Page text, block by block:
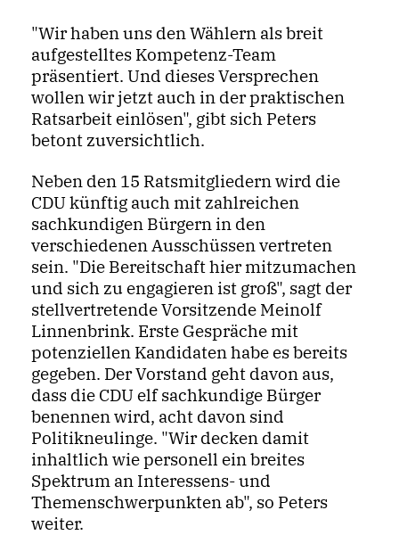
"Wir haben uns den Wählern als breit
aufgestelltes Kompetenz-Team
präsentiert. Und dieses Versprechen
wollen wir jetzt auch in der praktischen
Ratsarbeit einlösen", gibt sich Peters
betont zuversichtlich.
Neben den 15 Ratsmitgliedern wird die
CDU künftig auch mit zahlreichen
sachkundigen Bürgern in den
verschiedenen Ausschüssen vertreten
sein. "Die Bereitschaft hier mitzumachen
und sich zu engagieren ist groß", sagt der
stellvertretende Vorsitzende Meinolf
Linnenbrink. Erste Gespräche mit
potenziellen Kandidaten habe es bereits
gegeben. Der Vorstand geht davon aus,
dass die CDU elf sachkundige Bürger
benennen wird, acht davon sind
Politikneulinge. "Wir decken damit
inhaltlich wie personell ein breites
Spektrum an Interessens- und
Themenschwerpunkten ab", so Peters
weiter.